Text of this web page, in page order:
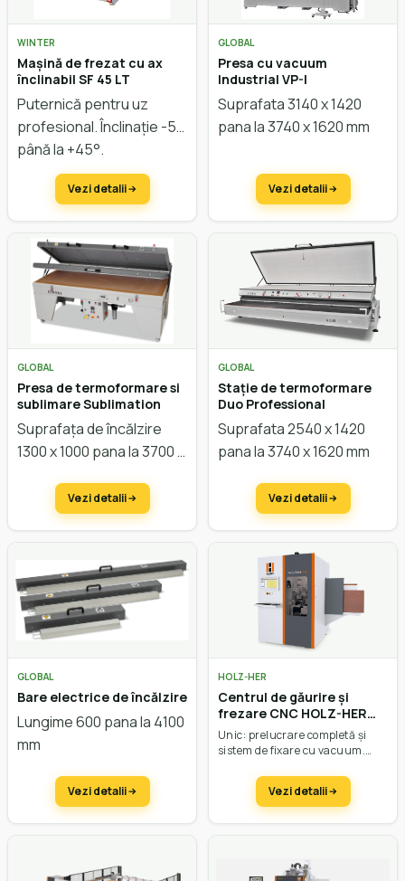
WINTER
Mașină de frezat cu ax
înclinabil SF 45 LT
Puternică pentru uz
profesional. Înclinație -5°
până la +45°.
Vezi detalii
GLOBAL
Presa cu vacuum
Industrial VP-I
Suprafata 3140 x 1420
pana la 3740 x 1620 mm
Vezi detalii
GLOBAL
Presa de termoformare si
sublimare Sublimation
Suprafața de încălzire
1300 x 1000 pana la 3700 x
Vezi detalii
GLOBAL
Stație de termoformare
Duo Professional
Suprafata 2540 x 1420
pana la 3740 x 1620 mm
Vezi detalii
GLOBAL
Bare electrice de încălzire
Lungime 600 pana la 4100
mm
Vezi detalii
HOLZ-HER
Centrul de găurire și
frezare CNC HOLZ-HER
Evolution 7402 4mat
Unic: prelucrare completă și
sistem de fixare cu vacuum.
Prelucrări în X: 200 – 2500 mm.
Vezi detalii